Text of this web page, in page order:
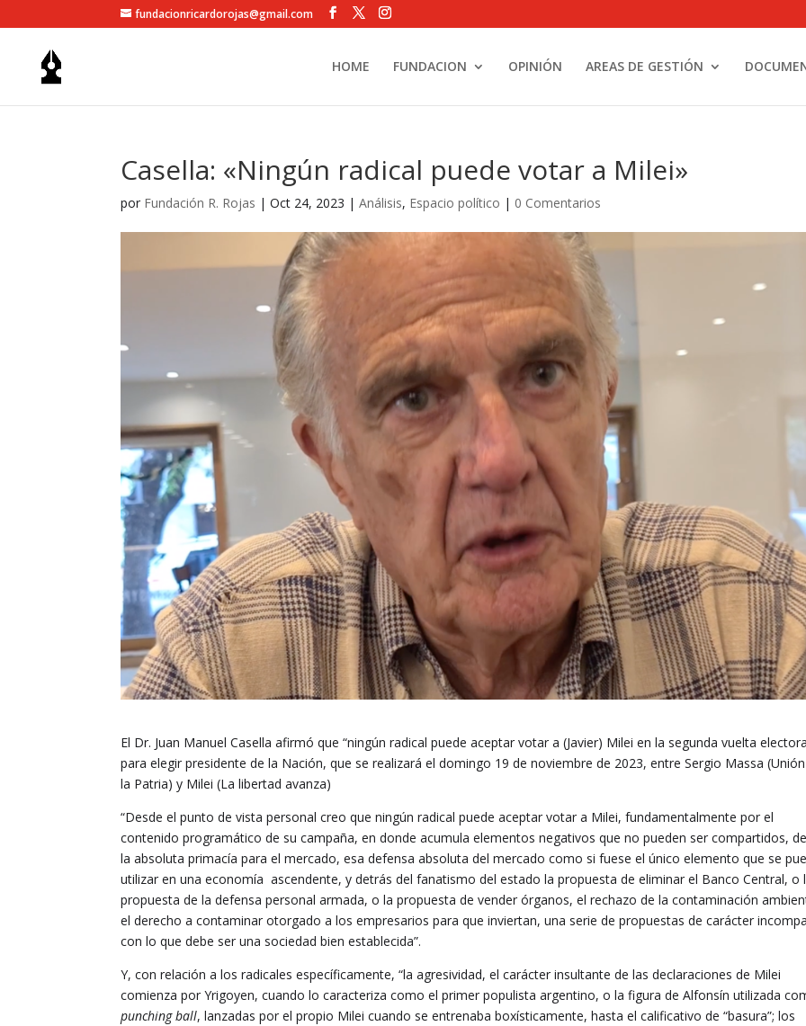
fundacionricardorojas@gmail.com
HOME FUNDACION OPINIÓN AREAS DE GESTIÓN
Casella: «Ningún radical puede votar a Milei»
por Fundación R. Rojas |Oct 24, 2023 |Análisis, Espacio político | 0 Comentarios
El Dr. Juan Manuel Casella afirmó que “ningún radical puede aceptar votar a (Javier) Milei en la segunda vuelta
para elegir presidente de la Nación, que se realizará el domingo 19 de noviembre de 2023, entre Sergio Massa
la Patria) y Milei (La libertad avanza)
“Desde el punto de vista personal creo que ningún radical puede aceptar votar a Milei, fundamentalmente por el
contenido programático de su campaña, en donde acumula elementos negativos que no pueden ser compartidos,
la absoluta primacía para el mercado, esa defensa absoluta del mercado como si fuese el único elemento que se
utilizar en una economía ascendente, y detrás del fanatismo del estado la propuesta de eliminar el Banco Central, o
propuesta de la defensa personal armada, o la propuesta de vender órganos, el rechazo de la contaminación
el derecho a contaminar otorgado a los empresarios para que inviertan, una serie de propuestas de carácter
con lo que debe ser una sociedad bien establecida”.
Y, con relación a los radicales específicamente, “la agresividad, el carácter insultante de las declaraciones de Milei
comienza por Yrigoyen, cuando lo caracteriza como el primer populista argentino, o la figura de Alfonsín utilizada
punching ball, lanzadas por el propio Milei cuando se entrenaba boxísticamente, hasta el calificativo de “basura”; los